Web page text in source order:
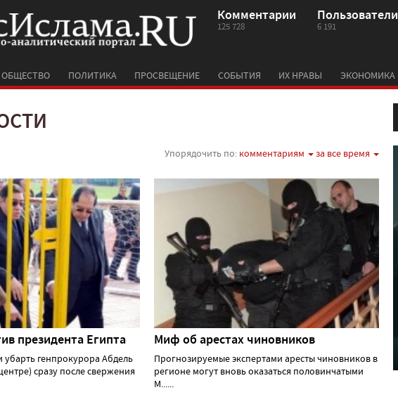
Комментарии
125 728
Пользователи
6 191
ОБЩЕСТВО ПОЛИТИКА ПРОСВЕЩЕНИЕ СОБЫТИЯ ИХ НРАВЫ ЭКОНОМИКА
Упорядочить по: комментариям за все время
президента Египта
убарть генпрокурора Абдель
сразу после свержения
Миф об арестах чиновников
Прогнозируемые экспертами аресты чиновников в
регионе могут вновь оказаться половинчатыми
М......